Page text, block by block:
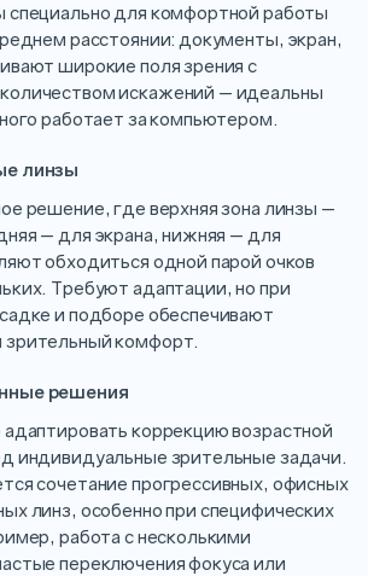
специально для комфортной работы
расстоянии: документы, экран,
широкие поля зрения с
искажений — идеальны
работает за компьютером.
линзы
решение, где верхняя зона линзы —
— для экрана, нижняя — для
обходиться одной парой очков
Требуют адаптации, но при
и подборе обеспечивают
зрительный комфорт.
решения
коррекцию возрастной
индивидуальные зрительные задачи.
сочетание прогрессивных, офисных
линз, особенно при специфических
работа с несколькими
переключения фокуса или